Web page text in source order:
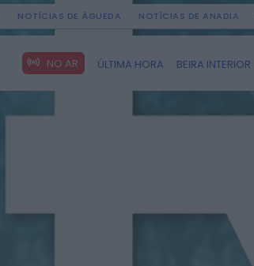
NOTÍCIAS DE ÁGUEDA NOTÍCIAS DE ANADIA
NO AR ÚLTIMA HORA BEIRA INTERIOR